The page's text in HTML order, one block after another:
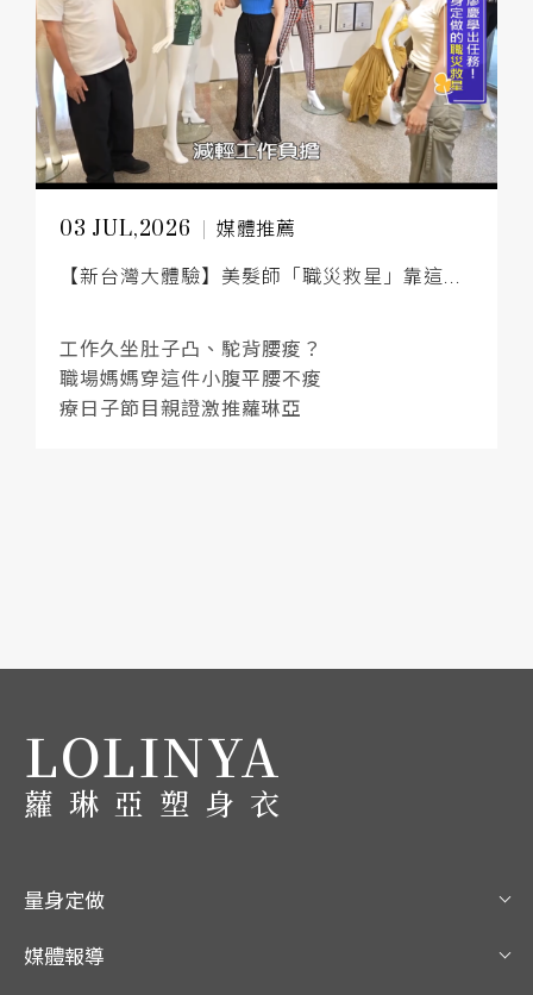
03 JUL,2026
媒體推薦
【新台灣大體驗】美髮師「職災救星」靠這...
工作久坐肚子凸、駝背腰痠？
職場媽媽穿這件小腹平腰不痠
療日子節目親證激推蘿琳亞
LOLINYA
蘿琳亞塑身衣
量身定做
媒體報導